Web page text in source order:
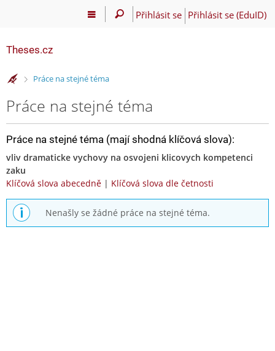
Přihlásit se Přihlásit se (EduID)
Theses.cz
>Práce na stejné téma
Práce na stejné téma
Práce na stejné téma (mají shodná klíčová slova):
vliv dramaticke vychovy na osvojeni klicovych kompetenci
zaku
Klíčová slova abecedně | Klíčová slova dle četnosti
Nenašly se žádné práce na stejné téma.